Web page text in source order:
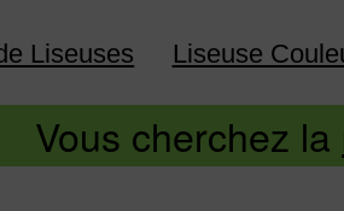
Liseuses Liseuse
Vous cherchez la